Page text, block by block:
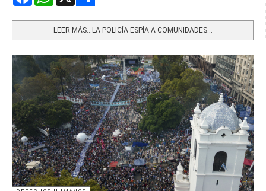
LEER MÁS…LA POLICÍA ESPÍA A COMUNIDADES...